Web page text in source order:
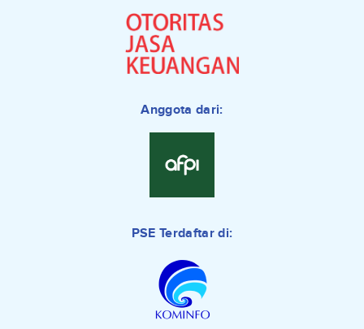
Anggota dari:
PSE Terdaftar di: